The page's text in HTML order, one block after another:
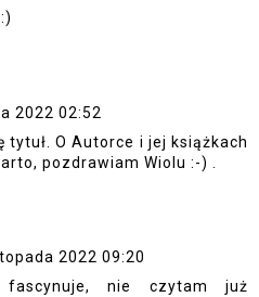
2022 02:52
tytuł. O Autorce i jej książkach
pozdrawiam Wiolu :-) .
2022 09:20
nie czytam już